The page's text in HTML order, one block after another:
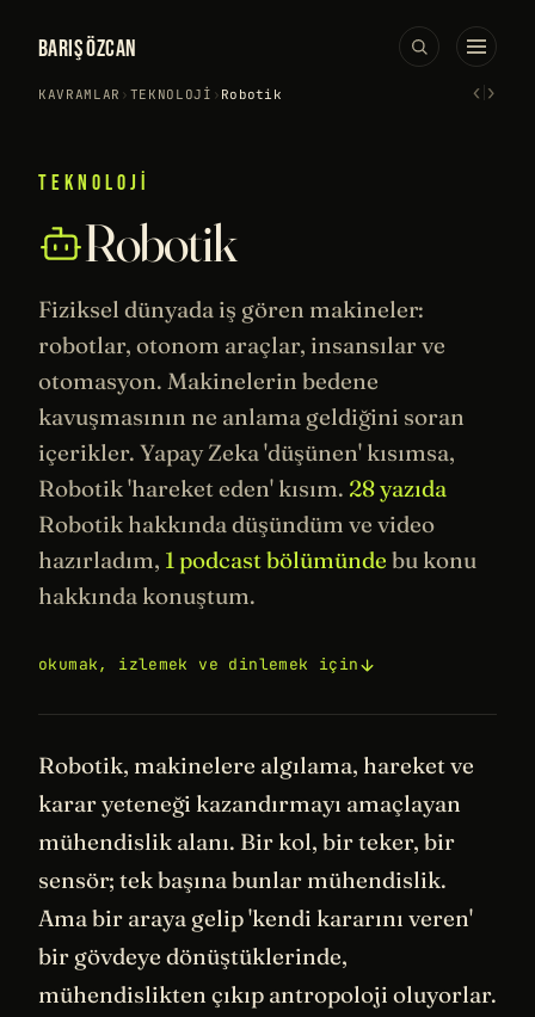
BARIŞ ÖZCAN
KAVRAMLAR › TEKNOLOJI › Robotik ‹›
TEKNOLOJI
Robotik
Fiziksel dünyada iş gören makineler:
robotlar, otonom araçlar, insansılar ve
otomasyon. Makinelerin bedene
kavuşmasının ne anlama geldiğini soran
içerikler. Yapay Zeka'düşünen' kısımsa,
Robotik 'hareket eden' kısım. 28 yazıda
Robotik hakkında düşündüm ve video
hazırladım, 1 podcast bölümünde bu konu
hakkında konuştum.
okumak, izlemek ve dinlemek için
Robotik, makinelere algılama, hareket ve
karar yeteneği kazandırmayı amaçlayan
mühendislik alanı. Bir kol, bir teker, bir
sensör; tek başına bunlar mühendislik.
Ama bir araya gelip 'kendi kararını veren'
bir gövdeye dönüştüklerinde,
mühendislikten çıkıp antropoloji oluyorlar.